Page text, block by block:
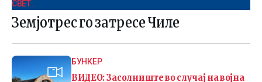
СВЕТ .
Земјотрес го затресе Чиле
БУНКЕР
ВИДЕО: Засолниште во случај на војна